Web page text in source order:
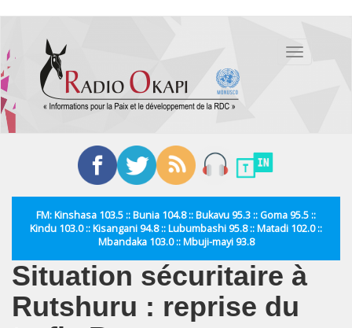
contenu
principal
Toggle
FM: Kinshasa 103.5 :: Bunia 104.8 :: Bukavu 95.3 :: Goma 95.5 ::
Kindu 103.0 :: Kisangani 94.8 :: Lubumbashi 95.8 :: Matadi 102.0 ::
Mbandaka 103.0 :: Mbuji-mayi 93.8
Situation sécuritaire à
Rutshuru : reprise du